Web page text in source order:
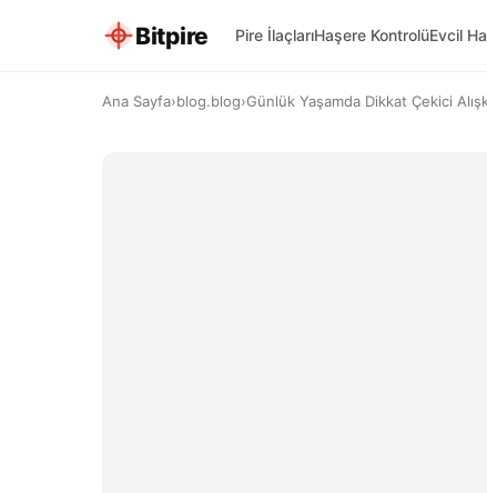
Bitpire Pire İlaçlarıHaşere KontrolüEvcil
Ana Sayfa›blog.blog›Günlük Yaşamda Dikkat Çekici